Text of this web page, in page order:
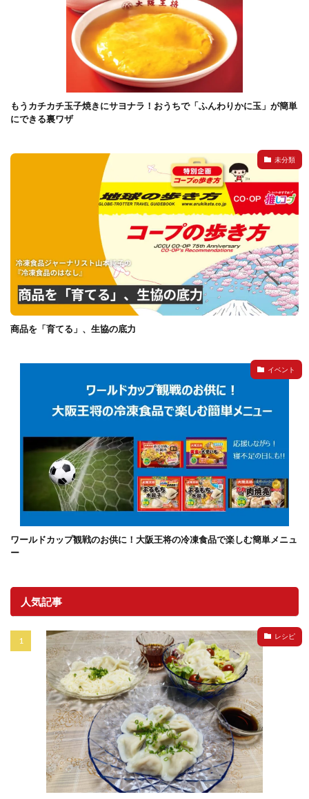
もうカチカチ玉子焼きにサヨナラ！おうちで「ふんわりかに玉」が簡単
にできる裏ワザ
未分類
商品を「育てる」、生協の底力
イベント
ワールドカップ観戦のお供に！大阪王将の冷凍食品で楽しむ簡単メニュ
ー
人気記事
レシピ